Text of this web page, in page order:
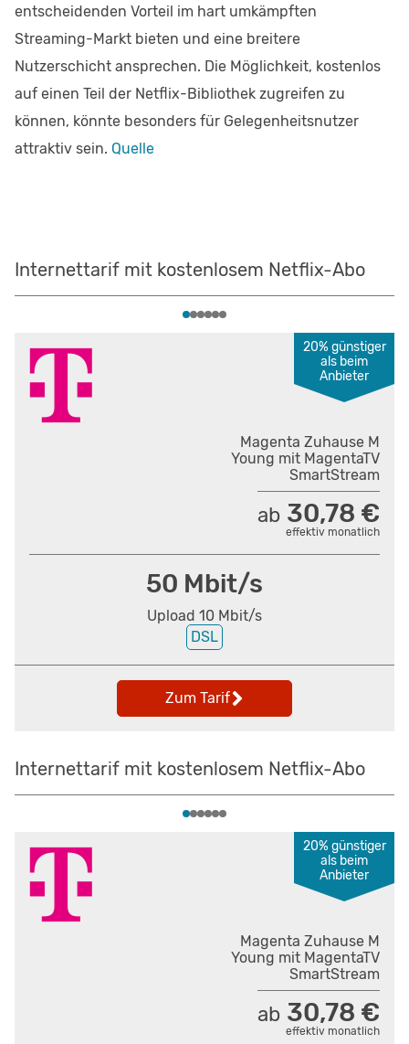
entscheidenden Vorteil im hart umkämpften
Streaming-Markt bieten und eine breitere
Nutzerschicht ansprechen. Die Möglichkeit, kostenlos
auf einen Teil der Netflix-Bibliothek zugreifen zu
können, könnte besonders für Gelegenheitsnutzer
attraktiv sein. ​ Quelle
Internettarif mit kostenlosem Netflix-Abo
20% günstiger
als beim
Anbieter
Magenta Zuhause M
Young mit MagentaTV
SmartStream
ab 30,78 €
effektiv monatlich
50 Mbit/s
Upload 10 Mbit/s
DSL
Zum Tarif
Internettarif mit kostenlosem Netflix-Abo
20% günstiger
als beim
Anbieter
Magenta Zuhause M
Young mit MagentaTV
SmartStream
ab 30,78 €
effektiv monatlich